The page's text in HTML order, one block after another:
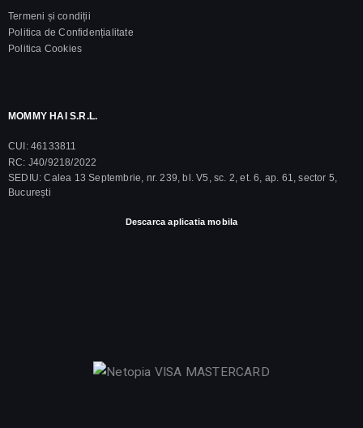
Termeni și condiții
Politica de Confidențialitate
Politica Cookies
MOMMY HAI S.R.L.
CUI: 46133811
RC: J40/9218/2022
SEDIU: Calea 13 Septembrie, nr. 239, bl. V5, sc. 2, et. 6, ap. 61, sector 5,
București
Descarca aplicatia mobila